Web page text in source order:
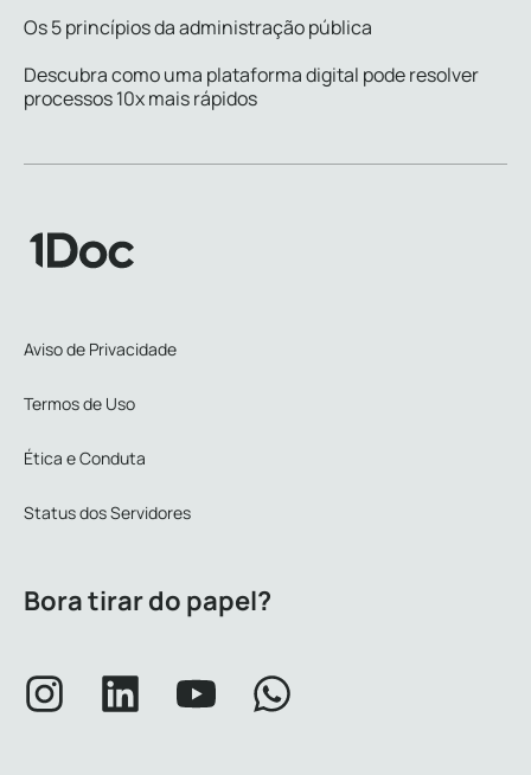
Os 5 princípios da administração pública
Descubra como uma plataforma digital pode resolver
processos 10x mais rápidos
Aviso de Privacidade
Termos de Uso
Ética e Conduta
Status dos Servidores
Bora tirar do papel?